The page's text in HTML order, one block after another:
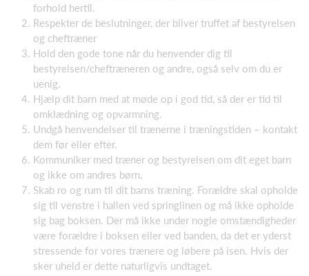
forhold hertil.
Respekter de beslutninger, der bliver truffet af bestyrelsen
og cheftræner
Hold den gode tone når du henvender dig til
bestyrelsen/cheftræneren og andre, også selv om du er
uenig.
Hjælp dit barn med at møde op i god tid, så der er tid til
omklædning og opvarmning.
Undgå henvendelser til trænerne i træningstiden – kontakt
dem før eller efter.
Kommuniker med træner og bestyrelsen om dit eget barn
og ikke om andres børn.
Skab ro og rum til dit barns træning. Forældre skal opholde
sig til venstre i hallen ved springlinen og må ikke opholde
sig bag boksen. Der må ikke under nogle omstændigheder
være forældre i boksen eller ved banden, da det er yderst
stressende for vores trænere og løbere på isen. Hvis der
sker uheld er dette naturligvis undtaget.